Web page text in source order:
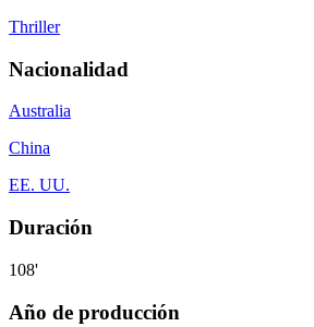
Thriller
Nacionalidad
Australia
China
EE. UU.
Duración
108'
Año de producción